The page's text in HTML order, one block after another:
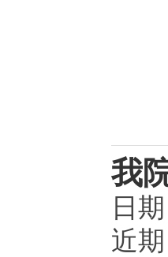
我
日
近